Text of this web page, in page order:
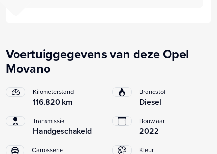
Voertuiggegevens van deze Opel
Movano
Kilometerstand
116.820 km
Brandstof
Diesel
Transmissie
Handgeschakeld
Bouwjaar
2022
Carrosserie Kleur